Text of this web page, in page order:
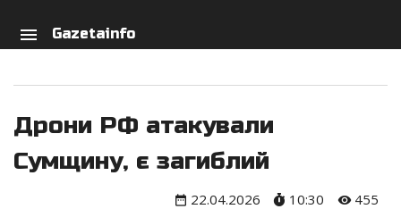
menu Gazetainfo
Дрони РФ атакували
Сумщину, є загиблий
22.04.2026 10:30 455